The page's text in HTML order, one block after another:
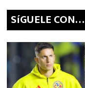
SíGUELE CON…